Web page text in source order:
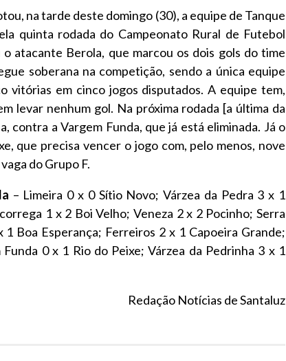
na tarde deste domingo (30), a equipe de Tanque
quinta rodada do Campeonato Rural de Futebol
atacante Berola, que marcou os dois gols do time
soberana na competição, sendo a única equipe
vitórias em cinco jogos disputados. A equipe tem,
levar nenhum gol. Na próxima rodada [a última da
contra a Vargem Funda, que já está eliminada. Já o
que precisa vencer o jogo com, pelo menos, nove
do Grupo F.
– Limeira 0 x 0 Sítio Novo; Várzea da Pedra 3 x 1
1 x 2 Boi Velho; Veneza 2 x 2 Pocinho; Serra
Boa Esperança; Ferreiros 2 x 1 Capoeira Grande;
0 x 1 Rio do Peixe; Várzea da Pedrinha 3 x 1
Redação Notícias de Santaluz